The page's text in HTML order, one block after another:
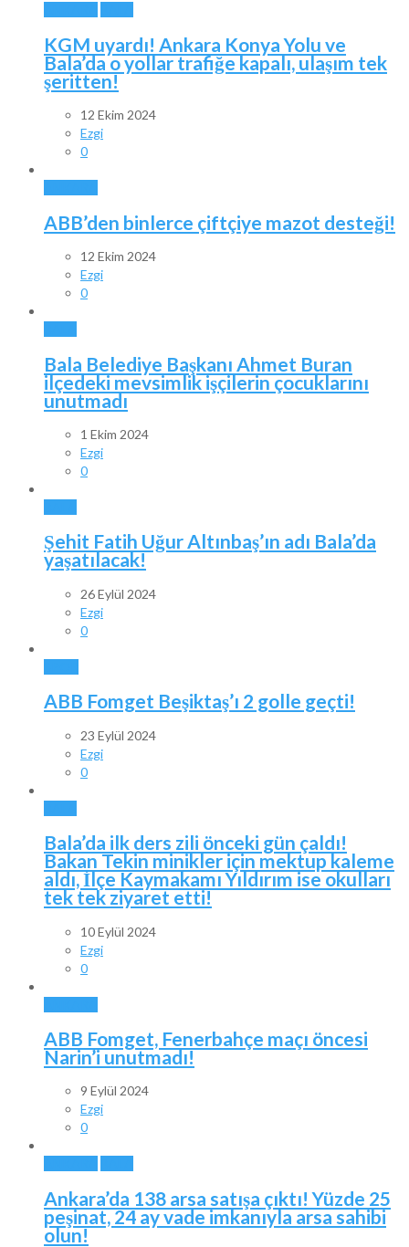
KGM uyardı! Ankara Konya Yolu ve
Bala’da o yollar trafiğe kapalı, ulaşım tek
şeritten!
12 Ekim 2024
Ezgi
0
ABB’den binlerce çiftçiye mazot desteği!
12 Ekim 2024
Ezgi
0
Bala Belediye Başkanı Ahmet Buran
ilçedeki mevsimlik işçilerin çocuklarını
unutmadı
1 Ekim 2024
Ezgi
0
Şehit Fatih Uğur Altınbaş’ın adı Bala’da
yaşatılacak!
26 Eylül 2024
Ezgi
0
ABB Fomget Beşiktaş’ı 2 golle geçti!
23 Eylül 2024
Ezgi
0
Bala’da ilk ders zili önceki gün çaldı!
Bakan Tekin minikler için mektup kaleme
aldı, İlçe Kaymakamı Yıldırım ise okulları
tek tek ziyaret etti!
10 Eylül 2024
Ezgi
0
ABB Fomget, Fenerbahçe maçı öncesi
Narin’i unutmadı!
9 Eylül 2024
Ezgi
0
Ankara’da 138 arsa satışa çıktı! Yüzde 25
peşinat, 24 ay vade imkanıyla arsa sahibi
olun!